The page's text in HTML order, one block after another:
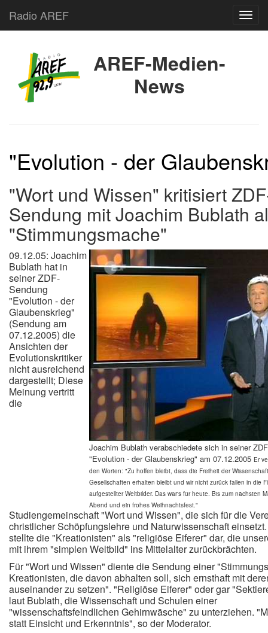
Radio AREF
AREF-Medien-
News
"Evolution - der
"Wort und Wissen" kritisiert
Sendung mit Joachim Bublath
"Stimmungsmache"
Joachim Bublath verabschiedete sich in seiner
"Evolution - der Glaubenskrieg" am 07.12.2005 Er
den Worten: "Zu hoffen bleibt, dass die Freiheit der
Gesellschaften erhalten bleibt und wir nicht zurück fallen in die
aufgestellter Weltbilder. Das war's für heute. Bis zum nächsten
Abend und ein frohes Weihnachtsfest."
09.12.05: Joachim
Bublath hat in
seiner ZDF-
Sendung
"Evolution - der
Glaubenskrieg"
(Sendung am
07.12.2005) die
Ansichten der
Evolutionskritiker
nicht ausreichend
dargestellt; Diese
Meinung vertritt
die
Studiengemeinschaft "Wort und Wissen", die sich für die
christlicher Schöpfungslehre und Naturwissenschaft
stellte die "Kreationisten" als "religiöse Eiferer" dar, die
mit ihrem "simplen Weltbild" ins Mittelalter zurückbrächten.
Für "Wort und Wissen" diente die Sendung einer
Kreationisten, die davon abhalten soll, sich ernsthaft mit
auseinander zu setzen". "Religiöse Eiferer" oder gar
laut Bublath, die Wissenschaft und Schulen einer
"wissenschaftsfeindlichen Gehirnwäsche" zu unterziehen.
statt Einsicht und Erkenntnis", so der Moderator.